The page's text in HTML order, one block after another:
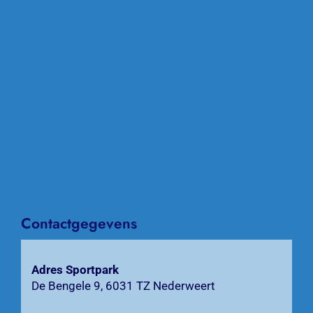
Contact
naar:
Contactgegevens
Adres Sportpark
De Bengele 9, 6031 TZ Nederweert